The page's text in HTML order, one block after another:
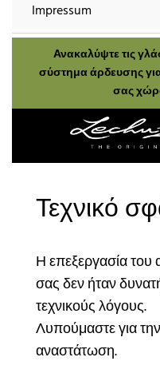
Impressum
Ανακαλύψτε τις
σύστημα άρδευσης
σας
Τεχνικό
Η επεξεργασία του
σας δεν ήταν
τεχνικούς λόγους.
Λυπούμαστε για την
αναστάτωση.